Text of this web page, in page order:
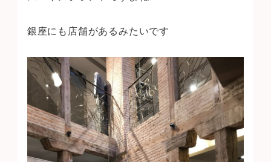
銀座にも店舗があるみたいです